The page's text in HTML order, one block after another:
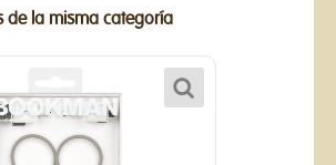
de la misma categoría